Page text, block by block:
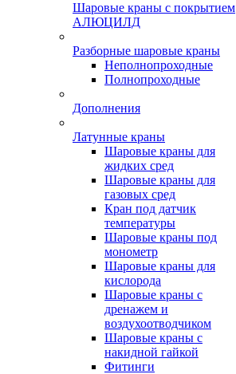
Шаровые краны с покрытием
АЛЮЦИЛД
Разборные шаровые краны
Неполнопроходные
Полнопроходные
Дополнения
Латунные краны
Шаровые краны для
жидких сред
Шаровые краны для
газовых сред
Кран под датчик
температуры
Шаровые краны под
монометр
Шаровые краны для
кислорода
Шаровые краны с
дренажем и
воздухоотводчиком
Шаровые краны с
накидной гайкой
Фитинги